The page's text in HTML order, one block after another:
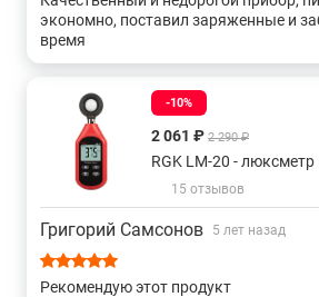
экономно, поставил заряженные и
время
-10%
2 061 ₽ 2 290 ₽
RGK LM-20 - люксметр
15 отзывов
Григорий Самсонов 5 лет назад
Рекомендую этот продукт